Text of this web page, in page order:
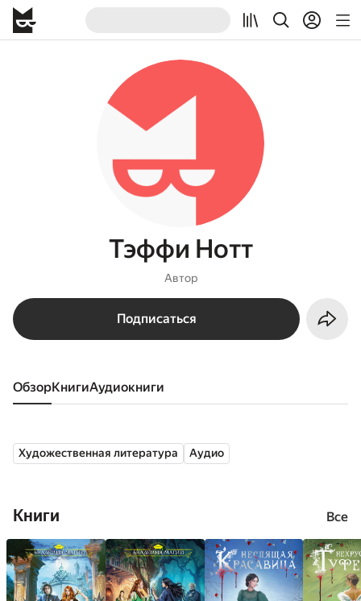
Тэффи Нотт
Автор
Подписаться
Обзор книги аудиокниги
Художественная литература Аудио
Книги Все